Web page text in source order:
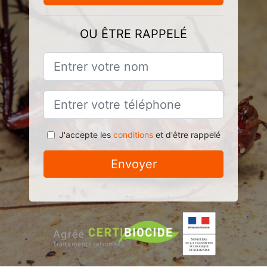
OU ÊTRE RAPPELÉ
J'accepte les conditionset d'être rappelé
Envoyer